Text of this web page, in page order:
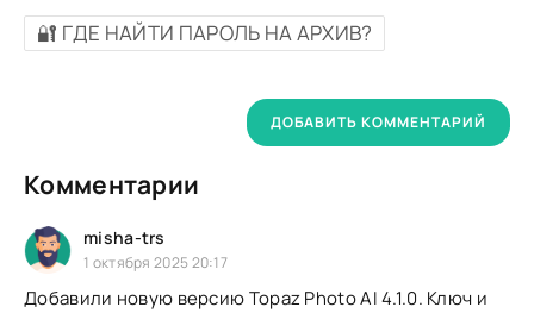
🔐 ГДЕ НАЙТИ ПАРОЛЬ НА АРХИВ?
Комментарии
ДОБАВИТЬ КОММЕНТАРИЙ
misha-trs
1 октября 2025 20:17
Добавили новую версию Topaz Photo AI 4.1.0. Ключ и